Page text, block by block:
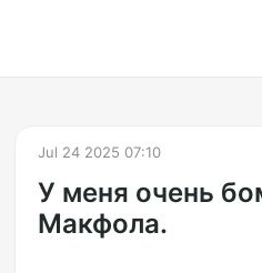
Jul 24 2025 07:10
У меня очень
Макфола.